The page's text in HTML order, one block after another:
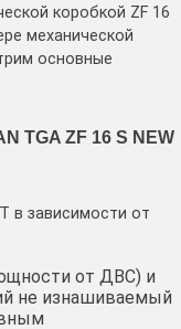
коробкой ZF 16
механической
основные
TGA ZF 16 S NEW
в зависимости от
от ДВС) и
не изнашиваемый